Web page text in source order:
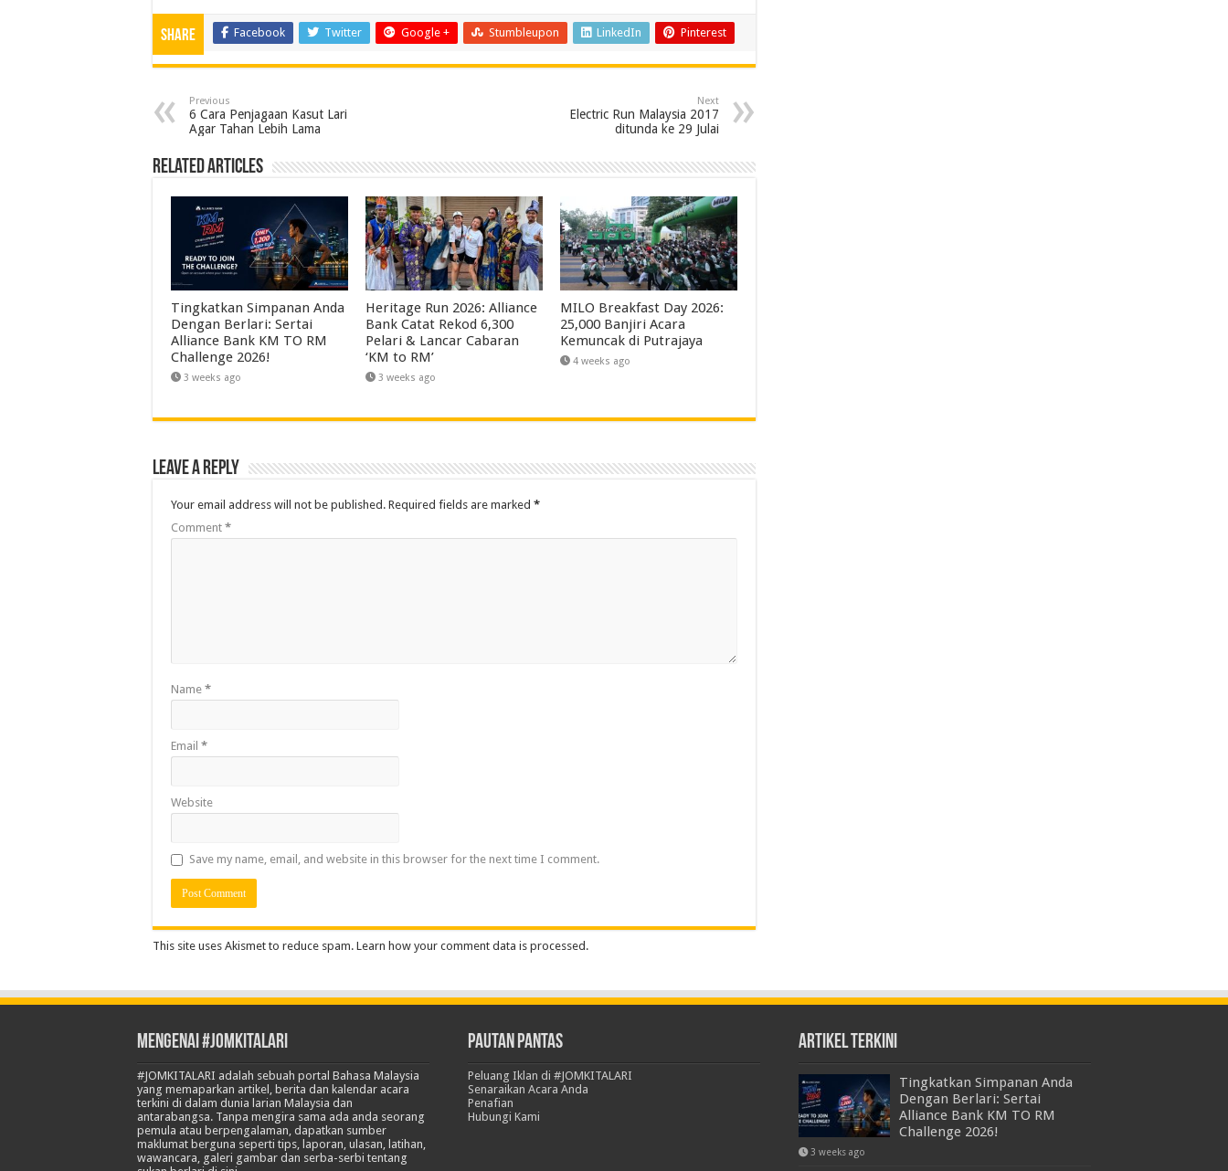
Share Facebook Twitter Google + Stumbleupon LinkedIn Pinterest
Previous
6 Cara Penjagaan Kasut Lari
Agar Tahan Lebih Lama
Next
Electric Run Malaysia 2017
ditunda ke 29 Julai
Related Articles
Tingkatkan Simpanan Anda
Dengan Berlari: Sertai
Alliance Bank KM TO RM
Challenge 2026!
3 weeks ago
Heritage Run 2026: Alliance
Bank Catat Rekod 6,300
Pelari & Lancar Cabaran
‘KM to RM’
3 weeks ago
MILO Breakfast Day 2026:
25,000 Banjiri Acara
Kemuncak di Putrajaya
4 weeks ago
Leave a Reply
Your email address will not be published. Required fields are marked *
Comment *
Name *
Email *
Website
Save my name, email, and website in this browser for the next time I comment.
This site uses Akismet to reduce spam. Learn how your comment data is processed.
Mengenai #JOMKITALARI
#JOMKITALARI adalah sebuah portal Bahasa Malaysia
yang memaparkan artikel, berita dan kalendar acara
terkini di dalam dunia larian Malaysia dan
antarabangsa. Tanpa mengira sama ada anda seorang
pemula atau berpengalaman, dapatkan sumber
maklumat berguna seperti tips, laporan, ulasan, latihan,
wawancara, galeri gambar dan serba-serbi tentang
Pautan Pantas
Peluang Iklan di #JOMKITALARI
Senaraikan Acara Anda
Penafian
Hubungi Kami
Artikel Terkini
Tingkatkan Simpanan Anda
Dengan Berlari: Sertai
Alliance Bank KM TO RM
Challenge 2026!
3 weeks ago